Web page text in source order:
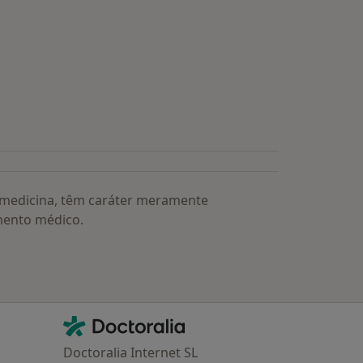
têm caráter meramente
médico.
Contacto
Doctoralia - Homepage
Doctoralia Internet SL